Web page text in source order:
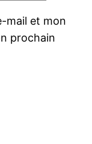
mail et mon
prochain